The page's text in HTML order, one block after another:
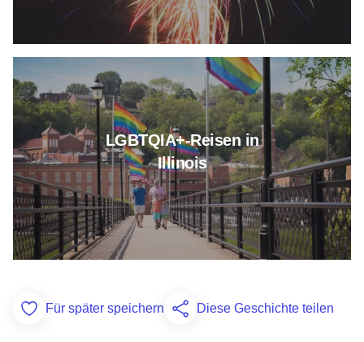
LGBTQIA+-Reisen in
Illinois
Erfahren Sie mehr über
Add to Favorites
Für später speichern Diese Geschichte teilen